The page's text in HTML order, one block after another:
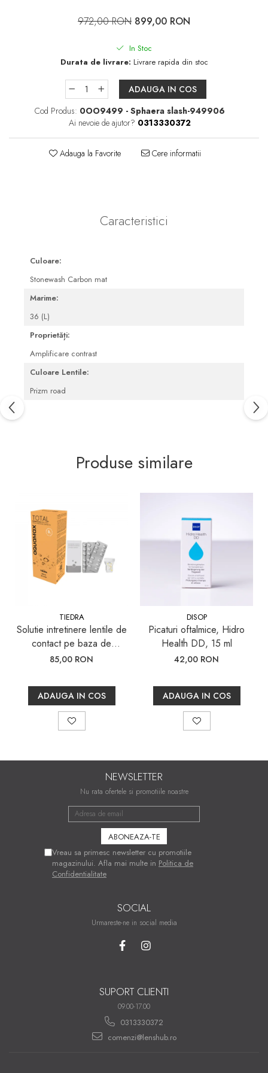
Pachete întreținere lentile moi
PACHETE LENTILE DE
Lentile sferice
Lentile torice
Lentile multifocale
LENZBOX+
Intretinere Ortho-K
SĂNĂTATE OCULARĂ
Pleoape și zona perioculară
Tratament Blefarită
972,00 RON 899,00 RON
In Stoc
Durata de livrare: Livrare rapida din stoc
ADAUGA IN COS
Cod Produs: 0OO9499 - Sphaera slash-949906
Ai nevoie de ajutor? 0313330372
Adauga la Favorite Cere informatii
Caracteristici
Culoare:
Stonewash Carbon mat
Marime:
36 (L)
Proprietăți:
Amplificare contrast
Culoare Lentile:
Prizm road
Produse similare
TIEDRA
Solutie intretinere lentile de
contact pe baza de
Peroxid, aquamax TOTAL,
85,00 RON
ADAUGA IN COS
DISOP
Picaturi oftalmice, Hidro
Health DD, 15 ml
42,00 RON
ADAUGA IN COS
NEWSLETTER
Nu rata ofertele si promotiile noastre
Vreau sa primesc newsletter cu promotiile
magazinului. Afla mai multe in Politica de
Confidentialitate
SOCIAL
Urmareste-ne in social media
SUPORT CLIENTI
09.00-17.00
0313330372
comenzi@lenshub.ro